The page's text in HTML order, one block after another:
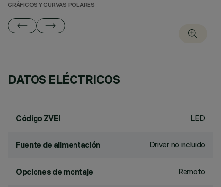
GRÁFICOS Y CURVAS POLARES
DATOS ELÉCTRICOS
Código ZVEI LED
Fuente de alimentación Driver no incluido
Opciones de montaje Remoto